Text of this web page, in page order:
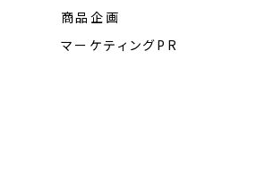
商品企画
マーケティングPR